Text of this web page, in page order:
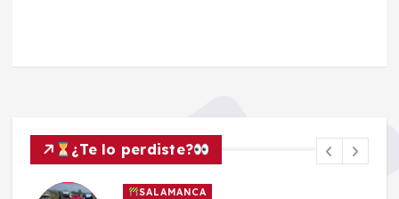
¿Te lo perdiste?
SALAMANCA